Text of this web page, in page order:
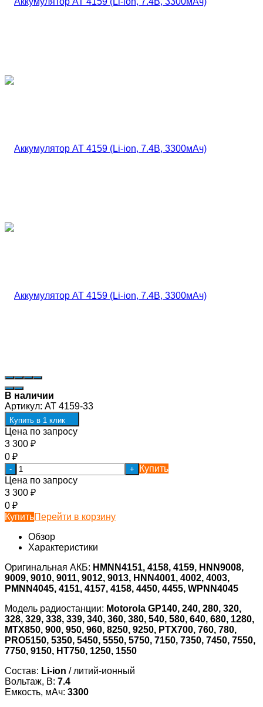
В наличии
Артикул: AT 4159-33
Купить в 1 клик
Цена по запросу
3 300 ₽
0 ₽
- +
Купить
Цена по запросу
3 300 ₽
0 ₽
КупитьПерейти в корзину
Обзор
Характеристики
Оригинальная АКБ: HMNN4151, 4158, 4159, HNN9008,
9009, 9010, 9011, 9012, 9013, HNN4001, 4002, 4003,
PMNN4045, 4151, 4157, 4158, 4450, 4455, WPNN4045
Модель радиостанции: Motorola GP140, 240, 280, 320,
328, 329, 338, 339, 340, 360, 380, 540, 580, 640, 680, 1280,
MTX850, 900, 950, 960, 8250, 9250, PTX700, 760, 780,
PRO5150, 5350, 5450, 5550, 5750, 7150, 7350, 7450, 7550,
7750, 9150, HT750, 1250, 1550
Состав: Li-ion / литий-ионный
Вольтаж, В: 7.4
Емкость, мАч: 3300